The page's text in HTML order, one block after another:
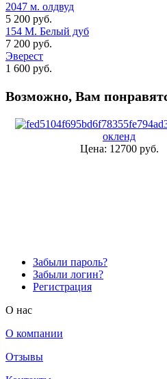
2047 м. олдвуд
5 200 руб.
154 М. Белый дуб
7 200 руб.
Эверест
1 600 руб.
Возможно, Вам
окленд
Цена: 12700 руб.
Забыли пароль?
Забыли логин?
Регистрация
O нас
О компании
Отзывы